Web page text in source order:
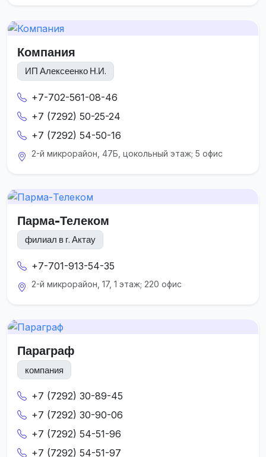
Компания
ИП Алексеенко Н.И.
+7-702-561-08-46
+7 (7292) 50-25-24
+7 (7292) 54-50-16
2-й микрорайон, 47Б, цокольный этаж; 5 офис
Парма-Телеком
филиал в г. Актау
+7-701-913-54-35
2-й микрорайон, 17, 1 этаж; 220 офис
Параграф
компания
+7 (7292) 30-89-45
+7 (7292) 30-90-06
+7 (7292) 54-51-96
+7 (7292) 54-51-97